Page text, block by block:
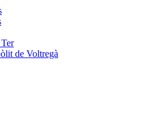
de Voltregà